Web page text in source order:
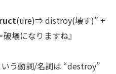
(ure)⇒ distroy(壊す)” +
壊になりますね』
う動詞/名詞は “destroy”